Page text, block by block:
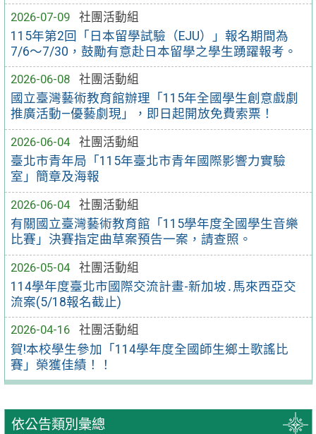
2026-07-09
社團活動組
115年第2回「日本留學試驗（EJU）」報名期間為
7/6～7/30，鼓勵有意赴日本留學之學生踴躍報考。
2026-06-08
社團活動組
國立臺灣藝術教育館辦理「115年全國學生創意戲劇
推廣活動—優藝劇現」，即日起開放免費索票！
2026-06-04
社團活動組
臺北市青年局「115年臺北市青年國際影響力實驗
室」簡章及海報
2026-06-04
社團活動組
有關國立臺灣藝術教育館「115學年度全國學生音樂
比賽」決賽指定曲草案預告一案，請查照。
2026-05-04
社團活動組
114學年度臺北市國際交流計畫-新加坡․馬來西亞交
流案(5/18報名截止)
2026-04-16
社團活動組
賀!本校學生參加「114學年度全國師生鄉土歌謠比
賽」榮獲佳績！！
依公告類別彙總